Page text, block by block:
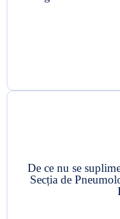
De ce nu se
Secția de